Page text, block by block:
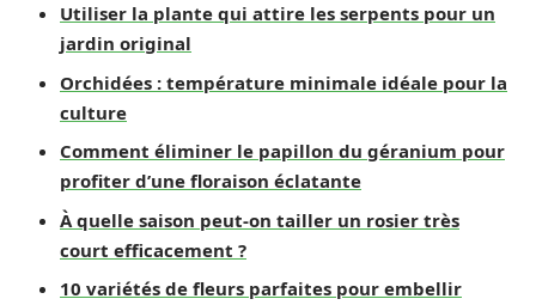
Utiliser la plante qui attire les serpents pour un
jardin original
Orchidées : température minimale idéale pour la
culture
Comment éliminer le papillon du géranium pour
profiter d’une floraison éclatante
À quelle saison peut-on tailler un rosier très
court efficacement ?
10 variétés de fleurs parfaites pour embellir